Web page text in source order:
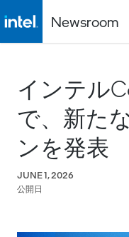
Newsroom
インテル
で、新た
ンを発表
JUNE 1, 2026
公開日